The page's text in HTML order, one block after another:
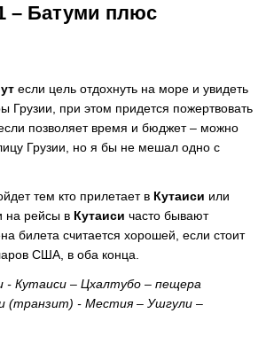
– Батуми плюс
если цель отдохнуть на море и увидеть
Грузии, при этом придется пожертвовать
позволяет время и бюджет – можно
Грузии, но я бы не мешал одно с
тем кто прилетает в Кутаиси или
на рейсы в Кутаиси часто бывают
билета считается хорошей, если стоит
США, в оба конца.
- Кутаиси – Цхалтубо – пещера
(транзит) - Местия – Ушгули –